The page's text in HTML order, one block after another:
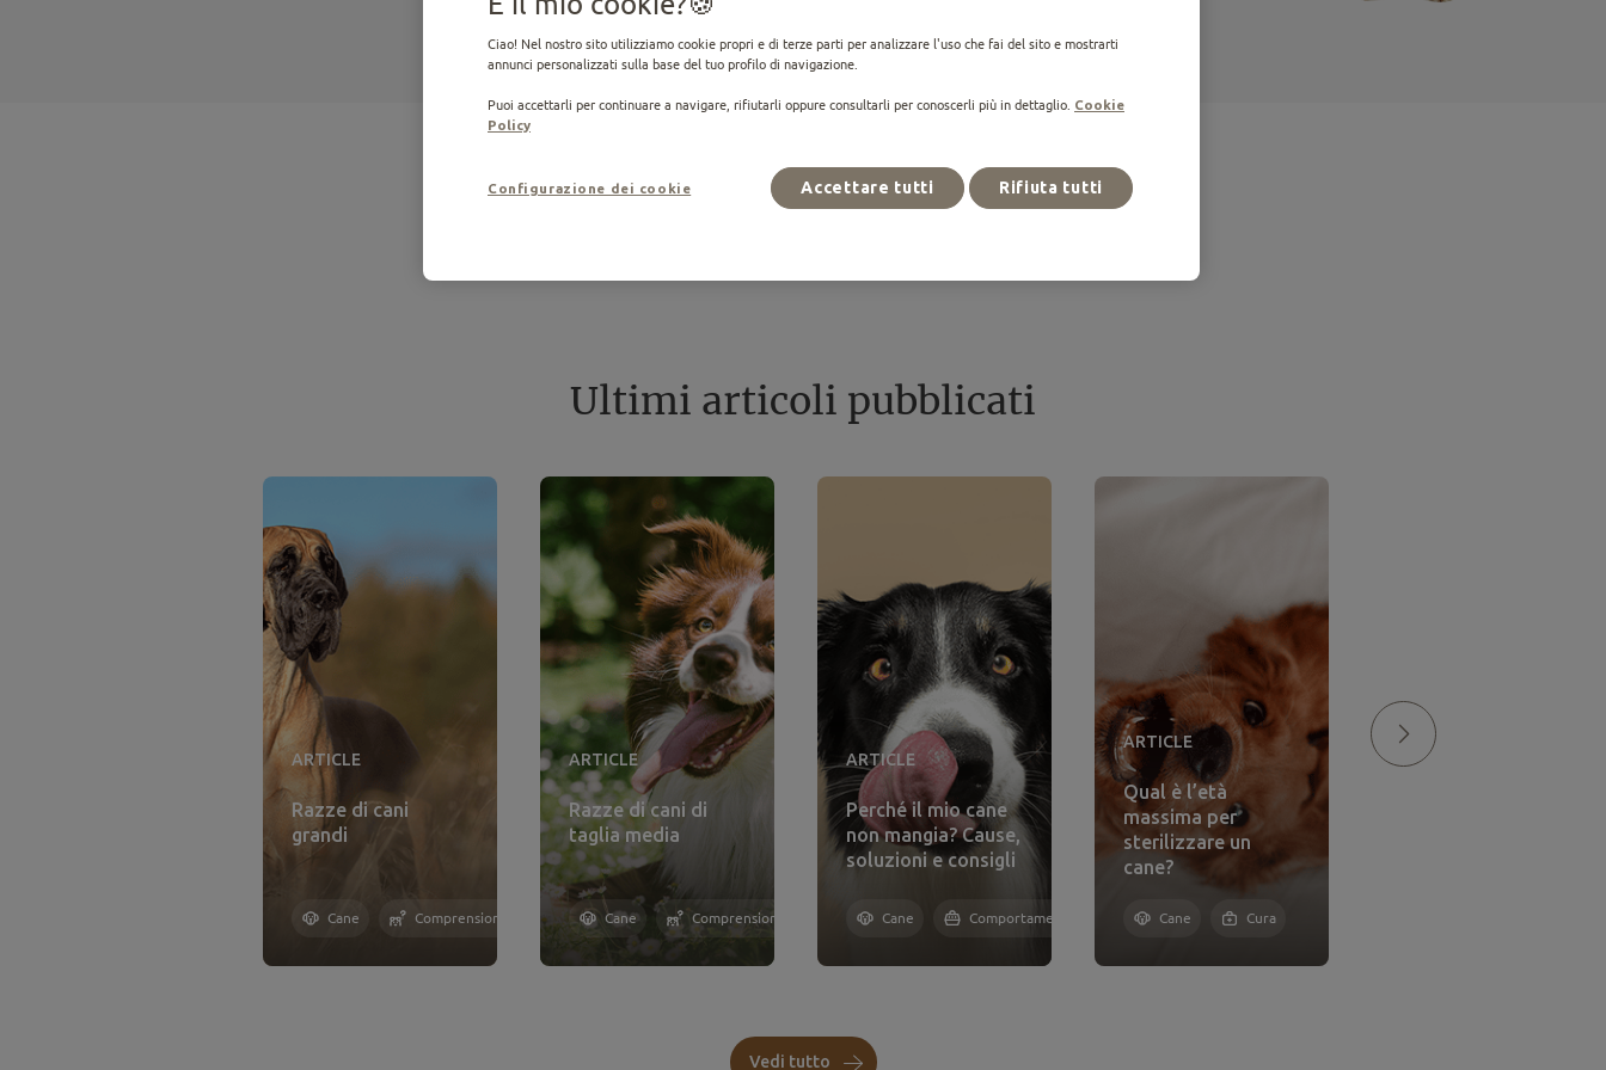
Tutti i consigli
Ultimi articoli pubblicati
ARTICLE
Razze di cani
grandi
Cane Comprensione
ARTICLE
Razze di cani di
taglia media
Cane Comprensione
ARTICLE
Perché il mio cane
non mangia? Cause,
soluzioni e consigli
Cane Comportamento
ARTICLE
Qual è l’età
massima per
sterilizzare un
cane?
Cane Cura
ARTICLE
Cani e gatti
ipoallergenici:
Vedi tutto
Ciao! Nel nostro sito utilizziamo cookie propri e di terze parti per analizzare l'uso che fai del sito e mostrarti
annunci personalizzati sulla base del tuo profilo di navigazione.
Puoi accettarli per continuare a navigare, rifiutarli oppure consultarli per conoscerli più in dettaglio. Cookie
Policy
Configurazione dei cookie Rifiuta tutti
Accettare tutti